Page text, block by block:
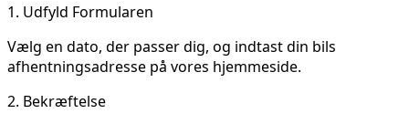
1. Udfyld Formularen
Vælg en dato, der passer dig, og indtast din bils
afhentningsadresse på vores hjemmeside.
2. Bekræftelse